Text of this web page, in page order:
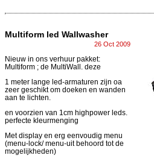
Multiform led Wallwasher
26 Oct 2009
Nieuw in ons verhuur pakket:
Multiform ; de MultiWall. deze
1 meter lange led-armaturen zijn oa
zeer geschikt om doeken en wanden
aan te lichten.
en voorzien van 1cm highpower leds.
perfecte kleurmenging
Met display en erg eenvoudig menu
(menu-lock/ menu-uit behoord tot de
mogelijkheden)